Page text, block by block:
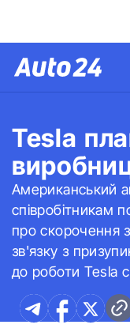
Tesla
Американський
співробітникам
про скорочення
зв'язку з
до роботи Tesla